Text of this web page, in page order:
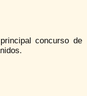
concurso de